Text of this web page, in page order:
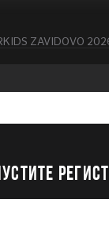
ZAVIDOVO